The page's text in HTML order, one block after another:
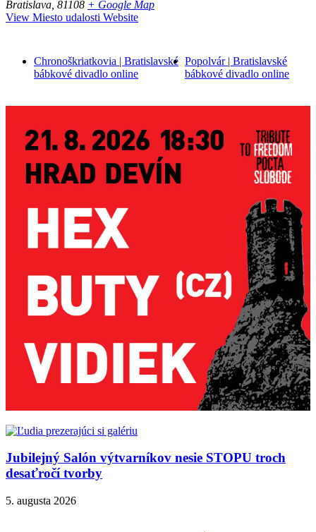
Bratislava 81108 + Google Map
View Miesto udalosti Website
Chronoškriatkovia | Bratislavské
bábkové divadlo online
Popolvár | Bratislavské
bábkové divadlo online
Jubilejný Salón výtvarníkov nesie STOPU troch
desaťročí tvorby
5. augusta 2026